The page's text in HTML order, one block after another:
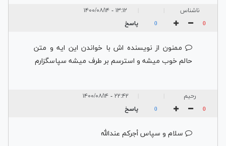
ناشناس ۱۳:۱۲ - ۱۴۰۰/۰۸/۱۴
0
0 پاسخ
ممنون از نویسنده اش با خواندن این ایه و متن
حالم خوب میشه و استرسم بر طرف میشه سپاسگزارم
رحیم ۲۲:۴۲ - ۱۴۰۰/۰۸/۱۴
0
0 پاسخ
سلام و سپاس أجرکم عندالله